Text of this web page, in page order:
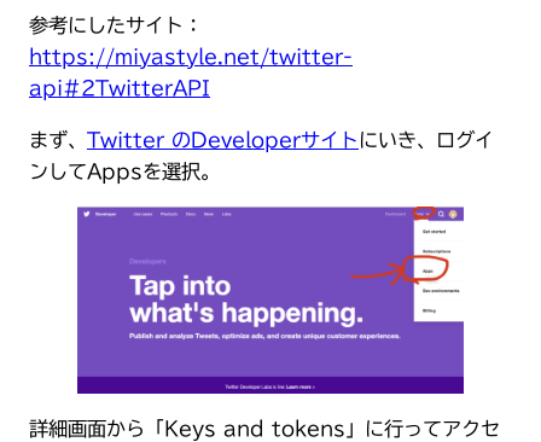
参考にしたサイト：
https://miyastyle.net/twitter-
api#2TwitterAPI
まず、 Twitter のDeveloperサイト にいき、ログイ
ンしてAppsを選択。
詳細画面から「Keys and tokens」に行ってアクセ